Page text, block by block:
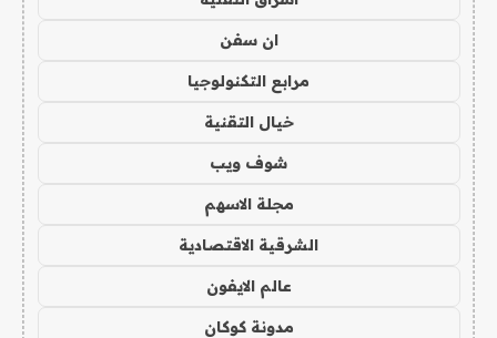
ان سفن
مرابع التكنولوجيا
خيال التقنية
شوف ويب
مجلة الاسهم
الشرقية الاقتصادية
عالم الايفون
مدونة كوكان